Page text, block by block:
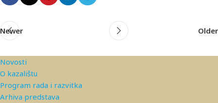
Newer Older
Novosti
O kazalištu
Program rada i razvitka
Arhiva predstava